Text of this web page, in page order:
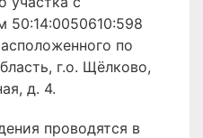
50:14:0050610:598
по
г.о. Щёлково,
д. 4.
проводятся в